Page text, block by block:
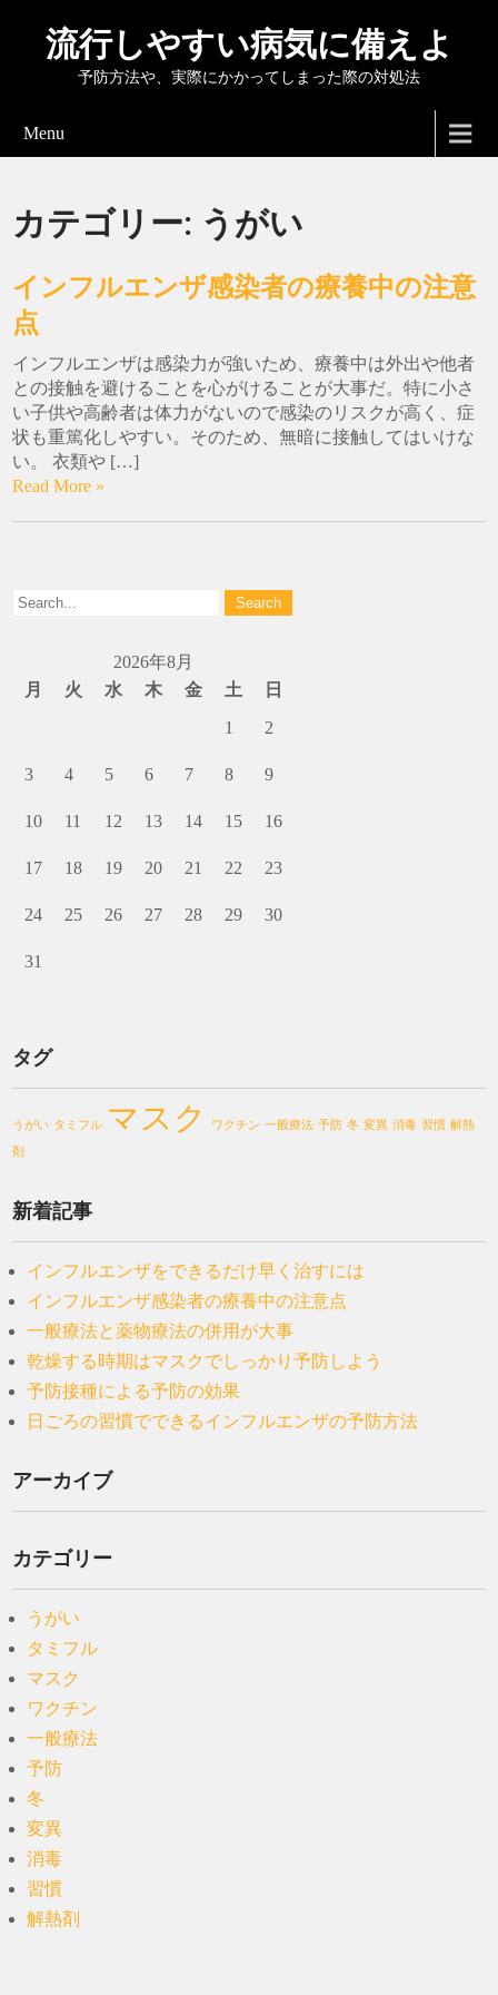
流行しやすい病気に備えよ
予防方法や、実際にかかってしまった際の対処法
Menu
カテゴリー: うがい
インフルエンザ感染者の療養中の注意
点
インフルエンザは感染力が強いため、療養中は外出や他者
との接触を避けることを心がけることが大事だ。特に小さ
い子供や高齢者は体力がないので感染のリスクが高く、症
状も重篤化しやすい。そのため、無暗に接触してはいけな
い。 衣類や […]
Read More »
2026年8月
月
火 水 木 金 土
日
1
2
3 4 5 6 7 8 9
10 11 12 13 14 15 16
17 18 19 20 21 22 23
24 25 26 27 28 29 30
31
タグ
うがい タミフル マスク ワクチン 一般療法 予防 冬 変異 消毒 習慣 解熱
剤
新着記事
インフルエンザをできるだけ早く治すには
インフルエンザ感染者の療養中の注意点
一般療法と薬物療法の併用が大事
乾燥する時期はマスクでしっかり予防しよう
予防接種による予防の効果
日ごろの習慣でできるインフルエンザの予防方法
アーカイブ
カテゴリー
うがい
タミフル
マスク
ワクチン
一般療法
予防
冬
変異
消毒
習慣
解熱剤